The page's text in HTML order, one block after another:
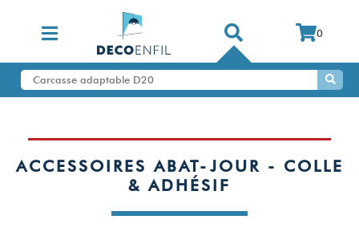
0
ACCESSOIRES ABAT-JOUR - COLLE
& ADHÉSIF